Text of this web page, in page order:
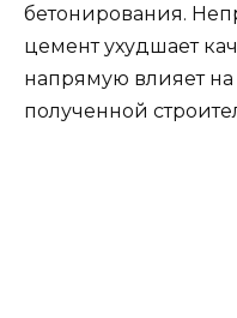
бетонирования.
цемент ухудшает
напрямую влияет
полученной